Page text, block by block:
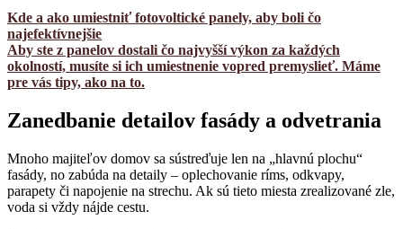
Kde a ako umiestniť fotovoltické panely, aby boli čo
najefektívnejšie
Aby ste z panelov dostali čo najvyšší výkon za každých
okolností, musíte si ich umiestnenie vopred premyslieť. Máme
pre vás tipy, ako na to.
Zanedbanie detailov fasády a odvetrania
Mnoho majiteľov domov sa sústreďuje len na „hlavnú plochu“
fasády, no zabúda na detaily – oplechovanie ríms, odkvapy,
parapety či napojenie na strechu. Ak sú tieto miesta zrealizované zle,
voda si vždy nájde cestu.